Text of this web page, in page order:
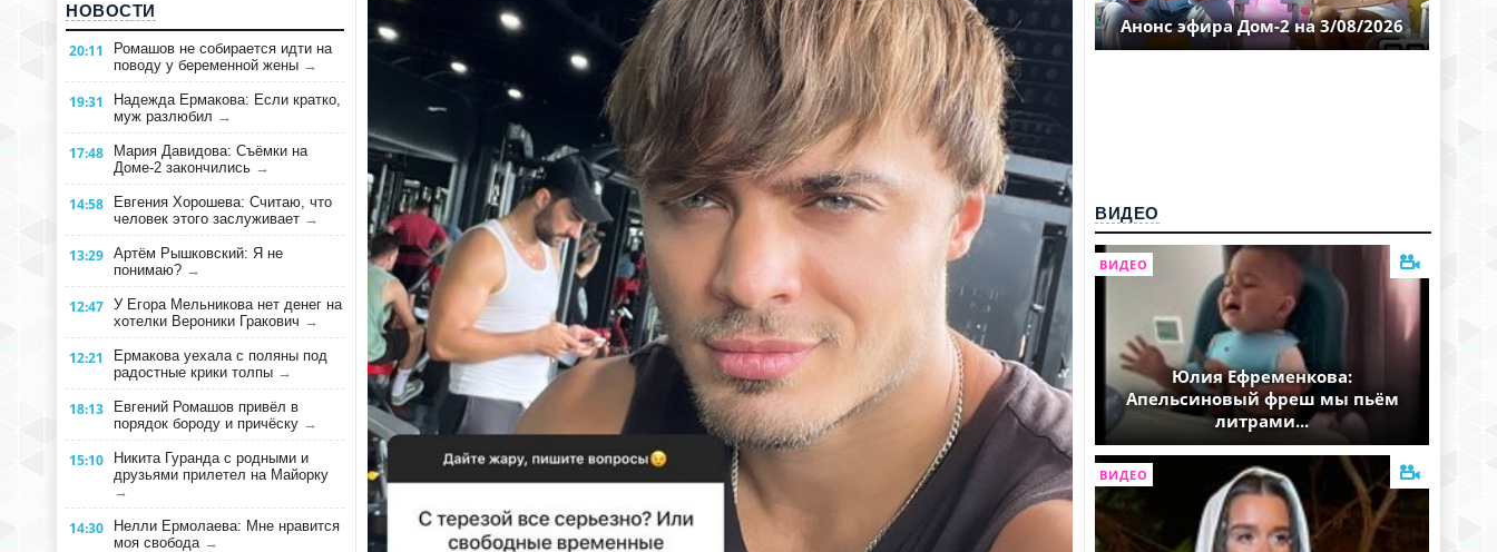
НОВОСТИ
20:11
Ромашов не собирается идти на
поводу у беременной жены →
19:31
Надежда Ермакова: Если кратко,
муж разлюбил →
17:48
Мария Давидова: Съёмки на
Доме-2 закончились →
14:58
Евгения Хорошева: Считаю, что
человек этого заслуживает →
13:29 Артём Рышковский: Я не
понимаю? →
12:47 У Егора Мельникова нет денег на
хотелки Вероники Гракович →
12:21
Ермакова уехала с поляны под
радостные крики толпы →
18:13
Евгений Ромашов привёл в
порядок бороду и причёску →
15:10
Никита Гуранда с родными и
друзьями прилетел на Майорку
→
14:30
Нелли Ермолаева: Мне нравится
моя свобода →
Анонс эфира Дом-2 на 3/08/2026
ВИДЕО
ВИДЕО
Юлия Ефременкова:
Апельсиновый фреш мы пьём
литрами...
ВИДЕО